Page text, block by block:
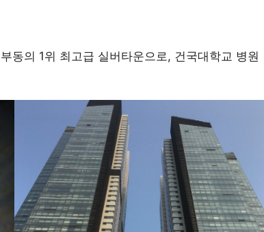
동의 1위 최고급 실버타운으로, 건국대학교 병원